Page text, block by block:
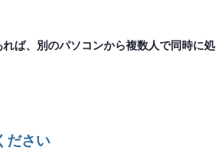
ば、別のパソコンから複数人で同時に処
ださい